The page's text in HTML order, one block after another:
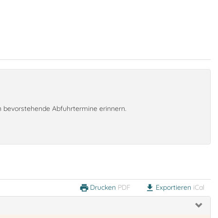
Abfuhrtermine erinnern.
print Drucken PDF download Exportieren iCal